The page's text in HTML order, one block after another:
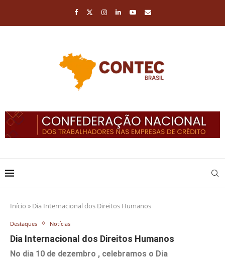
Início » Dia Internacional dos Direitos Humanos
Destaques Notícias
Dia Internacional dos Direitos Humanos
No dia 10 de dezembro , celebramos o Dia